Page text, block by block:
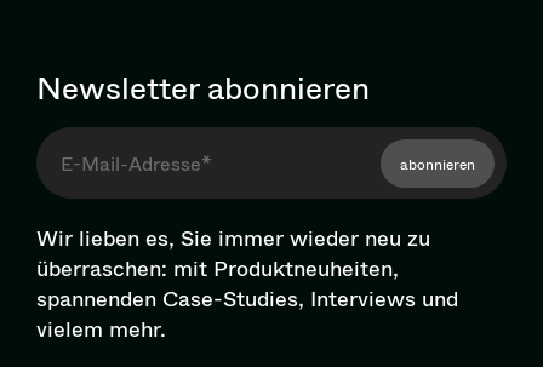
Newsletter abonnieren
abonnieren
Wir lieben es, Sie immer wieder neu zu
überraschen: mit Pro­dukt­neu­hei­ten,
spannenden Case-Studies, Interviews und
vielem mehr.